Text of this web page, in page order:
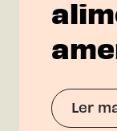
Ler